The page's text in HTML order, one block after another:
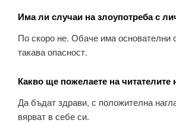
Има ли случаи на злоупотреба с
По скоро не. Обаче има основателни
такава опасност.
Какво ще пожелаете на
Да бъдат здрави, с положителна
вярват в себе си.